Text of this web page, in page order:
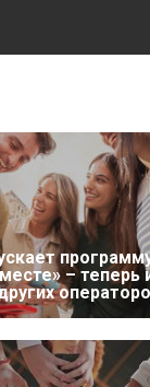
– теперь